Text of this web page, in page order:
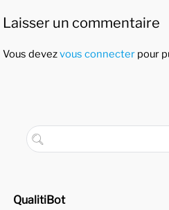
Laisser un commentaire
Vous devezvous connecter pour
QualitiBot